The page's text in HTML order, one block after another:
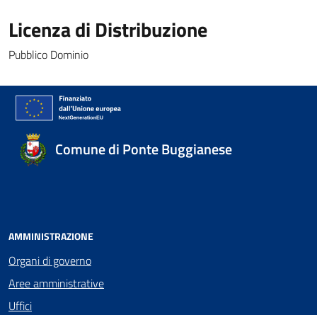
Licenza di Distribuzione
Pubblico Dominio
Comune di Ponte Buggianese
AMMINISTRAZIONE
Organi di governo
Aree amministrative
Uffici